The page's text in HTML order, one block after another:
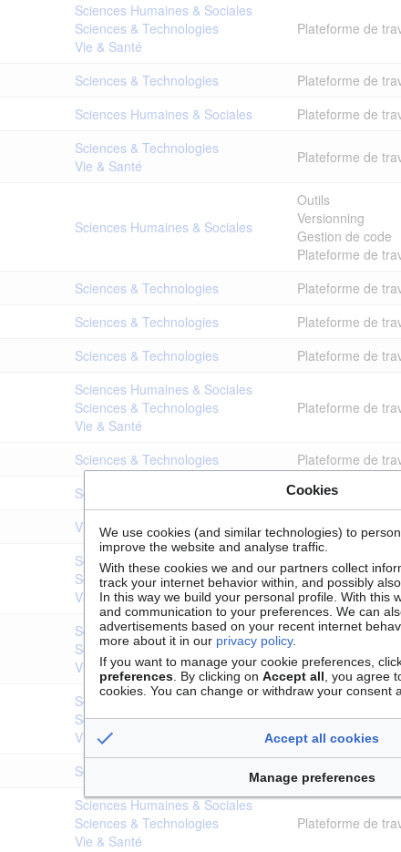
Sciences Humaines & Sociales
Sciences & Technologies
Vie & Santé
Plateforme de
Sciences & Technologies Plateforme de
Sciences Humaines & Sociales Plateforme de
Sciences & Technologies
Vie & Santé
Plateforme de
Sciences Humaines & Sociales
Outils
Versionning
Gestion de code
Plateforme de
Sciences & Technologies Plateforme de
Sciences & Technologies Plateforme de
Sciences & Technologies Plateforme de
Sciences Humaines & Sociales
Sciences & Technologies
Vie & Santé
Plateforme de
Sciences & Technologies Plateforme de
Sciences & Technologies Plateforme de
Vie & Santé Plateforme de
Sciences Humaines & Sociales
Sciences & Technologies
Vie & Santé
Plateforme de
Sciences Humaines & Sociales
Sciences & Technologies
Vie & Santé
Sciences Humaines & Sociales
Sciences & Technologies
Vie & Santé
Plateforme de
Sciences & Technologies Plateforme de
Sciences Humaines & Sociales
Sciences & Technologies
Vie & Santé
Plateforme de
Cookies
We use cookies (and similar technologies) to
improve the website and analyse traffic.
With these cookies we and our partners collect
track your internet behavior within, and possibly
In this way we build your personal profile. With this
and communication to your preferences. We can
advertisements based on your recent internet
more about it in our privacy policy.
If you want to manage your cookie preferences,
preferences. By clicking on Accept all, you agree
cookies. You can change or withdraw your consent
Accept all cookies
Manage preferences